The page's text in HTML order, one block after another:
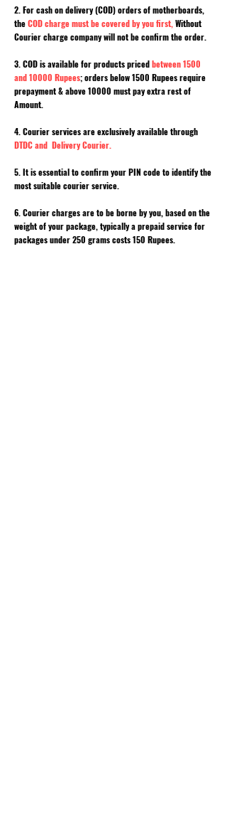
2. For cash on delivery (COD) orders of motherboards,
theCOD charge must be covered by you first, Without
Courier charge company will not be confirm the order.
3. COD is available for products pricedbetween 1500
and 10000 Rupees; orders below 1500 Rupees require
prepayment & above 10000 must pay extra rest of
Amount.
4. Courier services are exclusively available through
DTDC and Delivery Courier.
5. It is essential to confirm your PIN code to identify the
most suitable courier service.
6. Courier charges are to be borne by you, based on the
weight of your package, typically a prepaid service for
packages under 250 grams costs 150 Rupees.